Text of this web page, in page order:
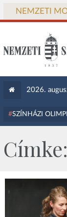
NEMZETI
2026.
SZÍNHÁZI
Címke: